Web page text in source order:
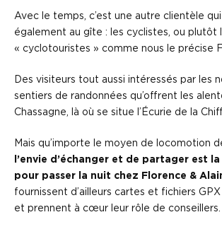
Avec le temps, c’est une autre clientèle
également au gîte : les cyclistes, ou plutôt
« cyclotouristes » comme nous le précise
Des visiteurs tout aussi intéressés par les
sentiers de randonnées qu’offrent les
Chassagne, là où se situe l’Écurie de la
Mais qu’importe le moyen de locomotion
l’envie d’échanger et de partager est
pour passer la nuit chez Florence &
fournissent d’ailleurs cartes et fichiers
et prennent à cœur leur rôle de conseillers.